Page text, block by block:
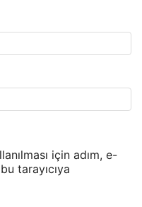
için adım, e-
tarayıcıya